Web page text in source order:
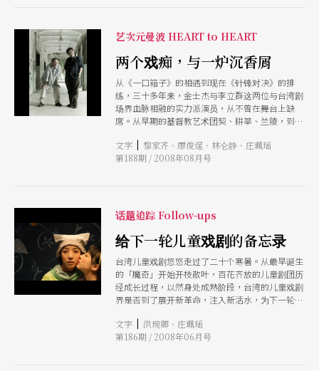
艺次元曼波 HEART to HEART
两个戏痴，与一炉沉香屑
从《一口箱子》的相遇到现在《针锋对决》的排
练，三十多年来，金士杰与李立群这两位与台湾剧
场界血脉相融的实力派演员，从不曾在舞台上缺
席。从早期的基督教艺术团契、耕莘、兰陵，到现
是有时风雨有时晴。 那天下午，在原本是酒厂的
华山艺文特区，郁郁的天气不时还零星洒下几颗的
两人那份对彼此的相知、相惜的真情之外，没别
的，就属他们对表演这份工作的使命感与坚持的热
爱了。 在接近三个小时的充满回忆与沉思的访谈
过后，盼他们给新生代的演员一些建议，两人都谦
虚的表示「唉不了」「自己都还在积累当中，哪能
给别人甚么建议啊！」问他们还会演到何时，他们
都笑了，异口同声地回答「还早吧，都说了自己还
在积累当中呗」「就演到六十岁怎么样？」「好，
对同台多年的老友，除了有白头宫女话当年的本事
之外，也还有著继续逐鹿中原的力气！
文字 | 黎家齐、廖俊逞、林仑静、庄珮瑶
第188期 / 2008年08月号
话题追踪 Follow-ups
给下一轮儿童戏剧的备忘录
台湾儿童戏剧悠悠走过了二十个寒暑。从最早诞生
的「魔奇」开始开枝散叶，百花齐放的儿童剧团历
经成长过程，以然身处成熟阶段，台湾的儿童戏剧
界是否到了展开新革命，注入新活水，为下一轮双
的前夕，首度邀集本地的几位资深的儿童剧团工作
者，与韩国知名儿童剧《爱上白雪公主的小矮人》
文字 | 洪琬卿、庄珮瑶
第186期 / 2008年06月号